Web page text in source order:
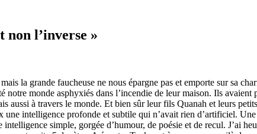
non l’inverse »
la grande faucheuse ne nous épargne pas et emporte sur sa
monde asphyxiés dans l’incendie de leur maison. Ils
aussi à travers le monde. Et bien sûr leur fils Quanah et leurs
une intelligence profonde et subtile qui n’avait rien d’artificiel.
intelligence simple, gorgée d’humour, de poésie et de recul. J’ai